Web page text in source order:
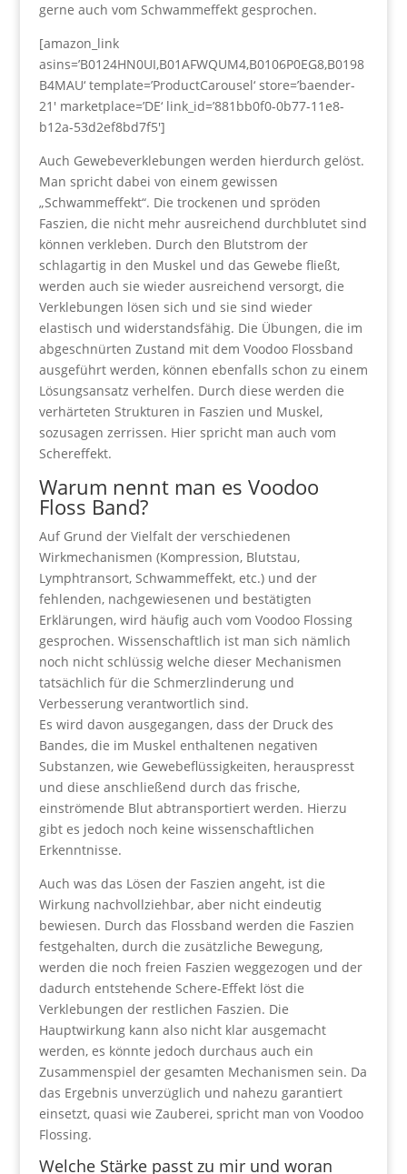
gerne auch vom Schwammeffekt gesprochen.
[amazon_link
asins=’B0124HN0UI,B01AFWQUM4,B0106P0EG8,B0198
B4MAU‘ template=’ProductCarousel‘ store=’baender-
21′ marketplace=’DE‘ link_id=’881bb0f0-0b77-11e8-
b12a-53d2ef8bd7f5′]
Auch Gewebeverklebungen werden hierdurch gelöst.
Man spricht dabei von einem gewissen
„Schwammeffekt“. Die trockenen und spröden
Faszien, die nicht mehr ausreichend durchblutet sind
können verkleben. Durch den Blutstrom der
schlagartig in den Muskel und das Gewebe fließt,
werden auch sie wieder ausreichend versorgt, die
Verklebungen lösen sich und sie sind wieder
elastisch und widerstandsfähig. Die Übungen, die im
abgeschnürten Zustand mit dem Voodoo Flossband
ausgeführt werden, können ebenfalls schon zu einem
Lösungsansatz verhelfen. Durch diese werden die
verhärteten Strukturen in Faszien und Muskel,
sozusagen zerrissen. Hier spricht man auch vom
Schereffekt.
Warum nennt man es Voodoo
Floss Band?
Auf Grund der Vielfalt der verschiedenen
Wirkmechanismen (Kompression, Blutstau,
Lymphtransort, Schwammeffekt, etc.) und der
fehlenden, nachgewiesenen und bestätigten
Erklärungen, wird häufig auch vom Voodoo Flossing
gesprochen. Wissenschaftlich ist man sich nämlich
noch nicht schlüssig welche dieser Mechanismen
tatsächlich für die Schmerzlinderung und
Verbesserung verantwortlich sind.
Es wird davon ausgegangen, dass der Druck des
Bandes, die im Muskel enthaltenen negativen
Substanzen, wie Gewebeflüssigkeiten, herauspresst
und diese anschließend durch das frische,
einströmende Blut abtransportiert werden. Hierzu
gibt es jedoch noch keine wissenschaftlichen
Erkenntnisse.
Auch was das Lösen der Faszien angeht, ist die
Wirkung nachvollziehbar, aber nicht eindeutig
bewiesen. Durch das Flossband werden die Faszien
festgehalten, durch die zusätzliche Bewegung,
werden die noch freien Faszien weggezogen und der
dadurch entstehende Schere-Effekt löst die
Verklebungen der restlichen Faszien. Die
Hauptwirkung kann also nicht klar ausgemacht
werden, es könnte jedoch durchaus auch ein
Zusammenspiel der gesamten Mechanismen sein. Da
das Ergebnis unverzüglich und nahezu garantiert
einsetzt, quasi wie Zauberei, spricht man von Voodoo
Flossing.
Welche Stärke passt zu mir und woran